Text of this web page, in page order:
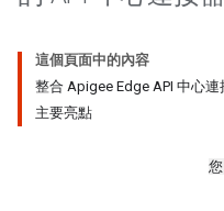
這個頁面中的內容
整合 Apigee Edge API 中心連
主要亮點